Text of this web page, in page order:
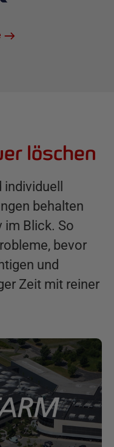
löschen
behalten
im Blick. So
bevor
und
Zeit mit reiner